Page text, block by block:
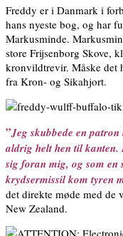
Freddy er i Danmark i
hans nyeste bog, og har
Markusminde.
store Frijsenborg Skove,
kronvildtrevir. Måske det
fra Kron- og Sikahjort.
”Jeg skubbede en
aldrig helt hen til kanten.
sig foran mig, og som
krydsermissil kom tyren
det direkte møde med de
New Zealand.